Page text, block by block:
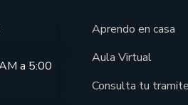
a 5:00
Aprendo en casa
Aula Virtual
Consulta tu tramite